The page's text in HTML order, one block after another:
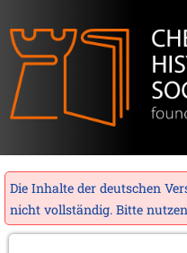
Die Inhalte der deutschen
nicht vollständig. Bitte